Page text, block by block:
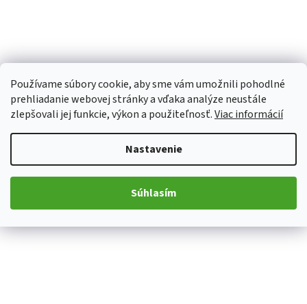
Používame súbory cookie, aby sme vám umožnili pohodlné
prehliadanie webovej stránky a vďaka analýze neustále
zlepšovali jej funkcie, výkon a použiteľnosť.Viac informácií
Nastavenie
Súhlasím